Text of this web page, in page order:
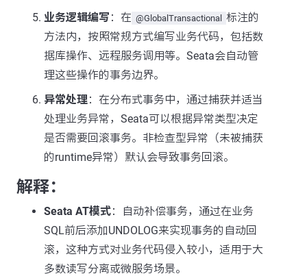
业务逻辑编写 ：在 @GlobalTransactional 标注的
方法内，按照常规方式编写业务代码，包括数
据库操作、远程服务调用等。Seata会自动管
理这些操作的事务边界。
异常处理：在分布式事务中，通过捕获并适当
处理业务异常，Seata可以根据异常类型决定
是否需要回滚事务。非检查型异常（未被捕获
的runtime异常）默认会导致事务回滚。
解释：
Seata AT模式：自动补偿事务，通过在业务
SQL前后添加UNDOLOG来实现事务的自动回
滚，这种方式对业务代码侵入较小，适用于大
多数读写分离或微服务场景。